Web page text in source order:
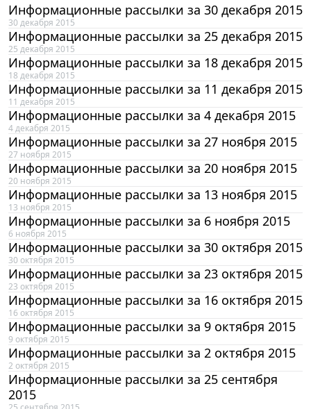
Информационные рассылки за 30 декабря 2015
30 декабря 2015
Информационные рассылки за 25 декабря 2015
25 декабря 2015
Информационные рассылки за 18 декабря 2015
18 декабря 2015
Информационные рассылки за 11 декабря 2015
11 декабря 2015
Информационные рассылки за 4 декабря 2015
4 декабря 2015
Информационные рассылки за 27 ноября 2015
27 ноября 2015
Информационные рассылки за 20 ноября 2015
20 ноября 2015
Информационные рассылки за 13 ноября 2015
13 ноября 2015
Информационные рассылки за 6 ноября 2015
6 ноября 2015
Информационные рассылки за 30 октября 2015
30 октября 2015
Информационные рассылки за 23 октября 2015
23 октября 2015
Информационные рассылки за 16 октября 2015
16 октября 2015
Информационные рассылки за 9 октября 2015
9 октября 2015
Информационные рассылки за 2 октября 2015
2 октября 2015
Информационные рассылки за 25 сентября
2015